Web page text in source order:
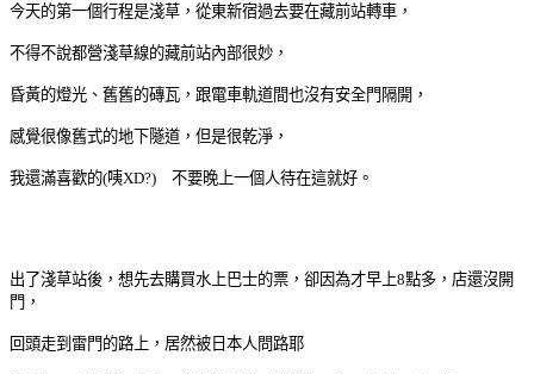
今天的第一個行程是淺草，從東新宿過去要在藏前站轉車，
不得不說都營淺草線的藏前站內部很妙，
昏黃的燈光、舊舊的磚瓦，跟電車軌道間也沒有安全門隔開，
感覺很像舊式的地下隧道，但是很乾淨，
我還滿喜歡的(咦XD?) 不要晚上一個人待在這就好。
出了淺草站後，想先去購買水上巴士的票，卻因為才早上8點多，店還沒開
門，
回頭走到雷門的路上，居然被日本人問路耶